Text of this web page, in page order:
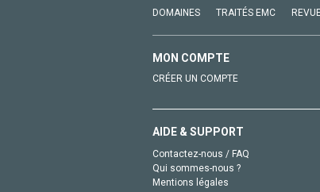
DOMAINES TRAITÉS EMC
MON COMPTE
CRÉER UN COMPTE
AIDE & SUPPORT
Contactez-nous / FAQ
Qui sommes-nous ?
Mentions légales